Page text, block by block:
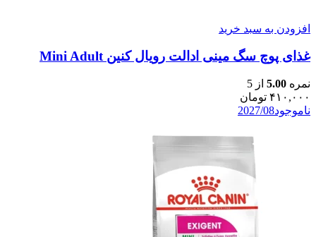
افزودن به سبد خرید
غذای پوچ سگ مینی ادالت رویال کنین Mini Adult
نمره 5.00 از 5
۴۱۰,۰۰۰ تومان
ناموجود2027/08